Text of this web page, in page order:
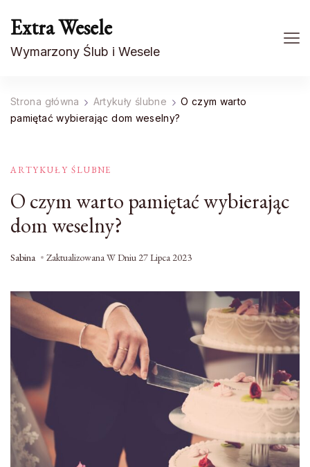
Extra Wesele
Wymarzony Ślub i Wesele
Strona główna Artykuły ślubne
O czym warto
pamiętać wybierając dom weselny?
ARTYKUŁY ŚLUBNE
O czym warto pamiętać wybierając
dom weselny?
Sabina Zaktualizowana W Dniu 27 Lipca 2023